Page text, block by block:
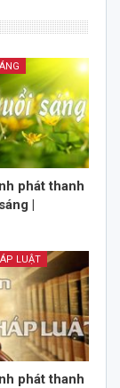
phát thanh
|
LUẬT
phát thanh